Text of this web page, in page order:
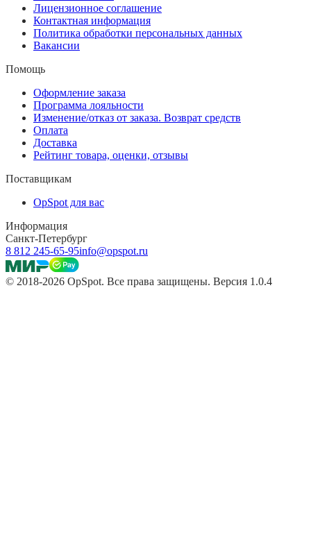
Лицензионное соглашение
Контактная информация
Политика обработки персональных данных
Вакансии
Помощь
Оформление заказа
Программа лояльности
Изменение/отказ от заказа. Возврат средств
Оплата
Доставка
Рейтинг товара, оценки, отзывы
Поставщикам
OpSpot для вас
Информация
Санкт-Петербург
8 812 245-65-95info@opspot.ru
© 2018-2026 OpSpot. Все права защищены. Версия 1.0.4